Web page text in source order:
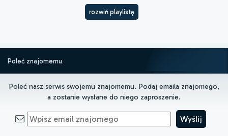
rozwiń playlistę
Poleć znajomemu
Poleć nasz serwis swojemu znajomemu. Podaj emaila znajomego,
a zostanie wysłane do niego zaproszenie.